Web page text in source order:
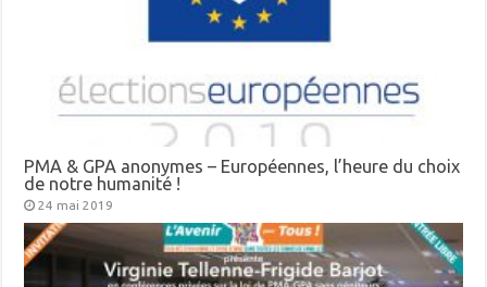
PMA & GPA anonymes – Européennes, l’heure du choix
de notre humanité !
24 mai 2019